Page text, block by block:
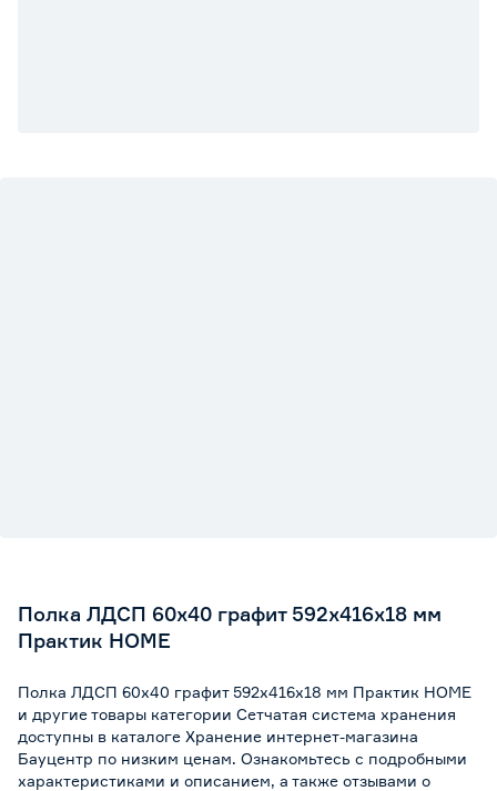
Полка ЛДСП 60х40 графит 592x416х18 мм
Практик HOME
Полка ЛДСП 60х40 графит 592x416х18 мм Практик HOME
и другие товары категории Сетчатая система хранения
доступны в каталоге Хранение интернет-магазина
Бауцентр по низким ценам. Ознакомьтесь с подробными
характеристиками и описанием, а также отзывами о